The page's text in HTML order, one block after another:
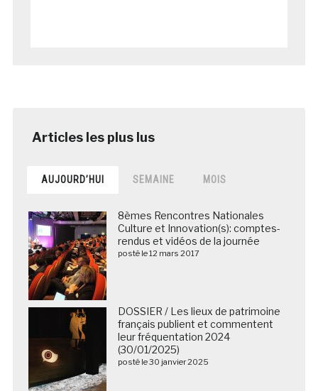
AUJOURD’HUI SEMAINE MOIS
8èmes Rencontres Nationales
Culture et Innovation(s): comptes-
rendus et vidéos de la journée
posté le 12 mars 2017
DOSSIER / Les lieux de patrimoine
français publient et commentent
leur fréquentation 2024
(30/01/2025)
posté le 30 janvier 2025